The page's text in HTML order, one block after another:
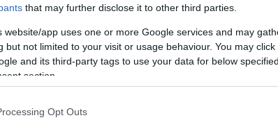
that may further disclose it to other third parties.
website/app uses one or more Google services and may
but not limited to your visit or usage behaviour. You may
and its third-party tags to use your data for below
section.
Opt Outs
nekem kínos volt. Azt szeretem, mikor a
velük, de az nem szokott tetszeni,
be, de összességében nem adott elő rossz
csinált szerintem az egyik legjobb
itt kevésbé éreztem az összefogottságot
nagyon jót és kínosat is csinálnia. A
AMC